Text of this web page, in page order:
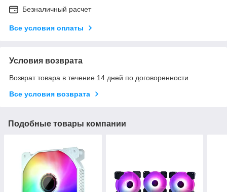
Безналичный расчет
Все условия оплаты
Условия возврата
Возврат товара в течение 14 дней по договоренности
Все условия возврата
Подобные товары компании